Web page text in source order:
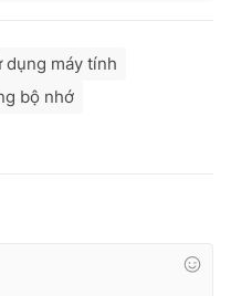
dụng máy tính
bộ nhớ